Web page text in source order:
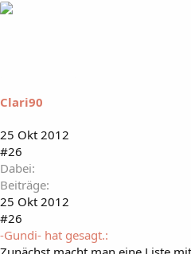
Clari90
25 Okt 2012
#26
Dabei
Beiträge
25 Okt 2012
#26
-Gundi- hat gesagt.: